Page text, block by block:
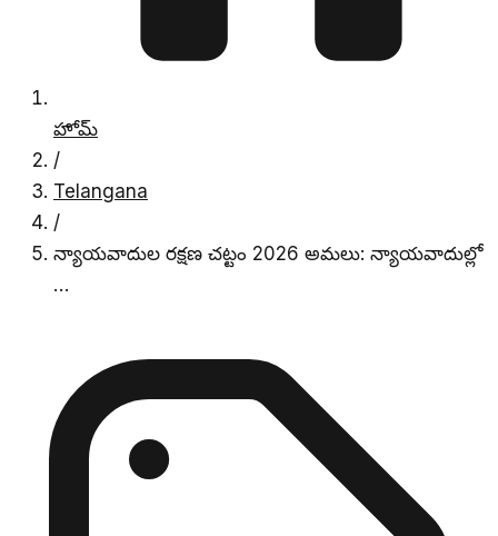
హోమ్
/
Telangana
/
న్యాయవాదుల రక్షణ చట్టం 2026 అమలు: న్యాయవాదుల్లో
…